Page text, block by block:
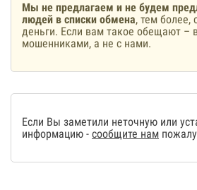
Мы не предлагаем и не будем
людей в списки обмена, тем более,
деньги. Если вам такое обещают –
мошенниками, а не с нами.
Если Вы заметили неточную или
информацию - сообщите нам